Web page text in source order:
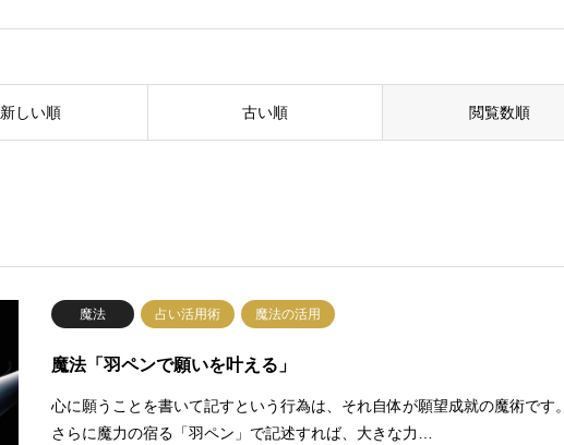
新しい順 古い順 閲覧数順
魔法 占い活用術 魔法の活用
魔法「羽ペンで願いを叶える」
心に願うことを書いて記すという行為は、それ自体が願望成就の魔術です。
さらに魔力の宿る「羽ペン」で記述すれば、大きな力…